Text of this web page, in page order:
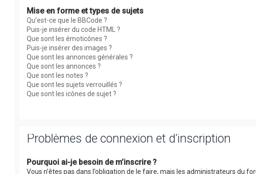
Mise en forme et types de sujets
Qu’est-ce que le BBCode ?
Puis-je insérer du code HTML ?
Que sont les émoticônes ?
Puis-je insérer des images ?
Que sont les annonces générales ?
Que sont les annonces ?
Que sont les notes ?
Que sont les sujets verrouillés ?
Que sont les icônes de sujet ?
Problèmes de connexion et d’inscription
Pourquoi ai-je besoin de m’inscrire ?
Vous n’êtes pas dans l’obligation de le faire, mais les administrateurs du